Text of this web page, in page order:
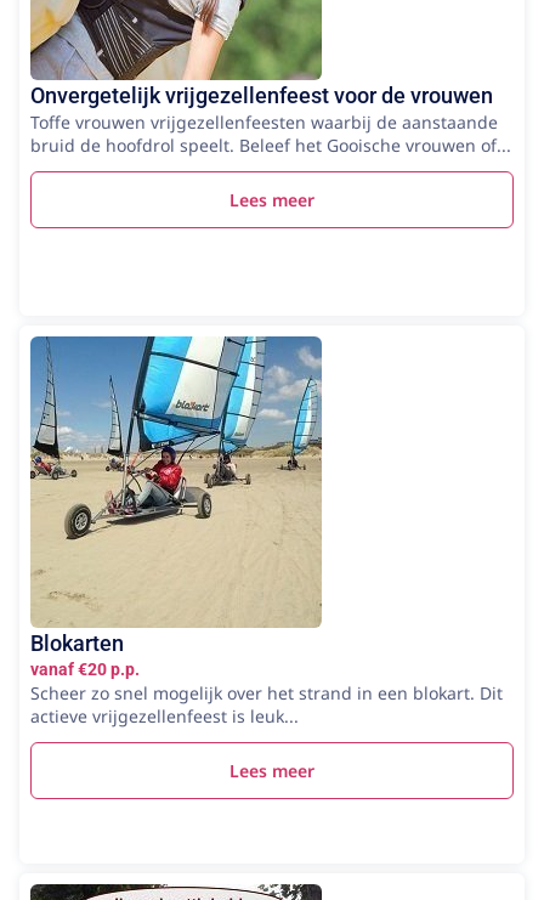
Onvergetelijk vrijgezellenfeest voor de vrouwen
Toffe vrouwen vrijgezellenfeesten waarbij de aanstaande
bruid de hoofdrol speelt. Beleef het Gooische vrouwen of...
Lees meer
Blokarten
vanaf €20 p.p.
Scheer zo snel mogelijk over het strand in een blokart. Dit
actieve vrijgezellenfeest is leuk...
Lees meer